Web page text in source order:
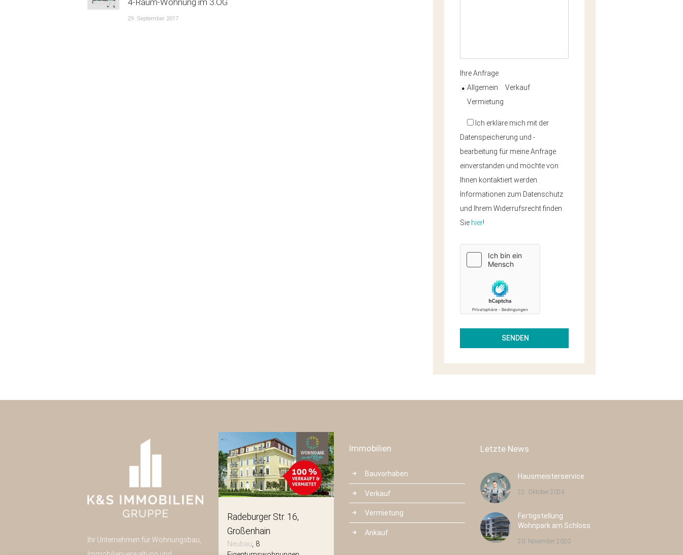
post:
4-Raum-Wohnung im 3.OG
29. September 2017
Ihre Anfrage
Allgemein
Verkauf
Vermietung
Ich erkläre mich mit der
Datenspeicherung und -
bearbeitung für meine Anfrage
einverstanden und möchte von
Ihnen kontaktiert werden.
Informationen zum Datenschutz
und Ihrem Widerrufsrecht finden
Sie hier!
Ihr Unternehmen für Wohnungsbau,
Pulsnitzer Straße 40
Neubau
43
Radeburger Str. 16
Großenhain
Neubau 8
Mittelstraße 3
Radeberg
Pulsnitzer Straße 40
Radeberg
43
Großenhain
Immobilien
Bauvorhaben
Verkauf
Vermietung
Ankauf
Letzte News
Hausmeisterservice
22. Oktober 2024
Fertigstellung
Wohnpark am Schloss
20. November 2020